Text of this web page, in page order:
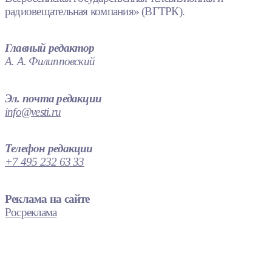
радиовещательная компания» (ВГТРК).
Главный редактор
А. А. Филипповский
Эл. почта редакции
info@vesti.ru
Телефон редакции
+7 495 232 63 33
Реклама на сайте
Росреклама